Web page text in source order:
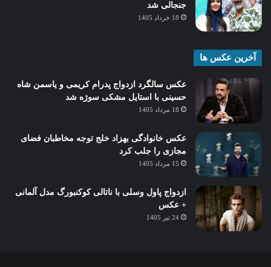
جنجالی شد
18 خرداد 1405
آخرین عکس ها
عکس سالگرد ازدواج پدرام کریمی و یاسمن شاه‌
حسینی با استایل مشکی سوژه شد
18 مرداد 1405
عکس خانوادگی بهزاد خلج توجه مخاطبان فضای
مجازی را جلب کرد
15 مرداد 1405
ازدواج پاول وسلی با ناتالی کوکنبورگ مدل آلمانی
+ عکس
24 تیر 1405